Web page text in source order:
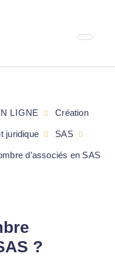
?
LIGNE Création
juridique SAS
d’associés en SAS